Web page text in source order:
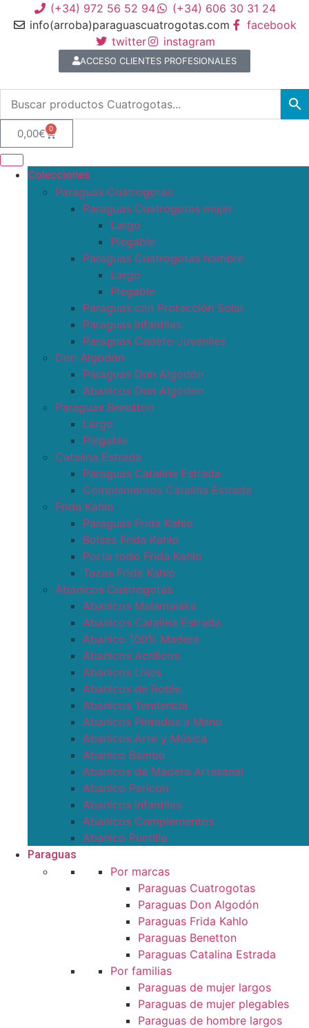
(+34) 972 56 52 94
(+34) 606 30 31 24
info(arroba)paraguascuatrogotas.com
facebook
twitter
instagram
ACCESO CLIENTES PROFESIONALES
0,00€ 0
Colecciones
Paraguas Cuatrogotas
Paraguas Cuatrogotas mujer
Largo
Plegable
Paraguas Cuatrogotas hombre
Largo
Plegable
Paraguas con Protección Solar
Paraguas infantiles
Paraguas Cadete-Juveniles
Don Algodón
Paraguas Don Algodón
Abanicos Don Algodon
Paraguas Benetton
Largo
Plegable
Catalina Estrada
Paraguas Catalina Estrada
Complementos Catalina Estrada
Frida Kahlo
Paraguas Frida Kahlo
Bolsas Frida Kahlo
Porta todo Frida Kahlo
Tazas Frida Kahlo
Abanicos Cuatrogotas
Abanicos Malamalaka
Abanicos Catalina Estrada
Abanico 100% Madera
Abanicos Acrílicos
Abanicos Lisos
Abanicos de Roble
Abanicos Tendencia
Abanicos Pintados a Mano
Abanicos Arte y Música
Abanico Bambú
Abanicos de Madera Artesanal
Abanico Pericon
Abanicos Infantiles
Abanicos Complementos
Abanico Puntilla
Paraguas
Por marcas
Paraguas Cuatrogotas
Paraguas Don Algodón
Paraguas Frida Kahlo
Paraguas Benetton
Paraguas Catalina Estrada
Por familias
Paraguas de mujer largos
Paraguas de mujer plegables
Paraguas de hombre largos